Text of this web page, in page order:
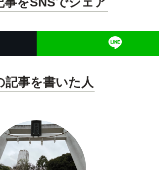
記事を書いた人